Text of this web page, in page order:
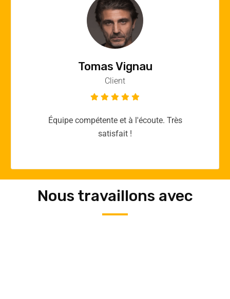
Vincent Quere
Client
Merci yellow365.work pour votre expertise!
Nous travaillons avec